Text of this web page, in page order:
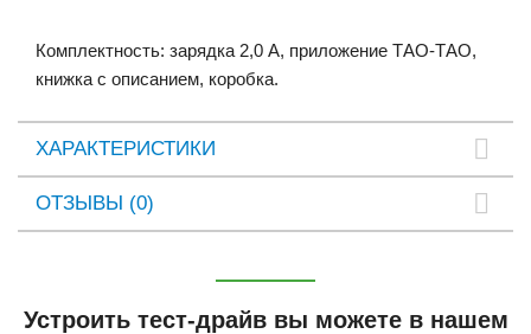
Комплектность: зарядка 2,0 А, приложение ТАО-ТАО,
книжка с описанием, коробка.
ХАРАКТЕРИСТИКИ
ОТЗЫВЫ (0)
Устроить тест-драйв вы можете в нашем